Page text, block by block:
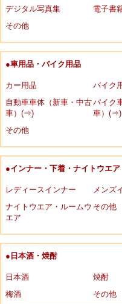
デジタル写真集
電子書
その他
●車用品・バイク用品
カー用品
バイク
自動車車体（新車・中古
車）(⇒)
バイク
車）(⇒)
その他
●インナー・下着・ナイトウエア
レディースインナー
メンズ
ナイトウエア・ルームウ
エア
その他
●日本酒・焼酎
日本酒
焼酎
梅酒
その他